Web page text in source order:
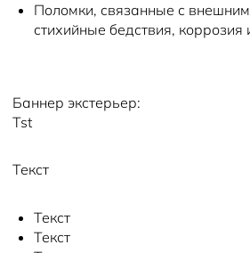
Поломки, связанные с
стихийные бедствия, коррозия
Баннер экстерьер:
Tst
Текст
Текст
Текст